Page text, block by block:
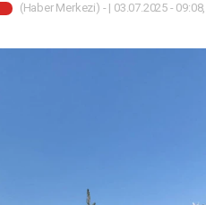
(Haber Merkezi) - | 03.07.2025 -